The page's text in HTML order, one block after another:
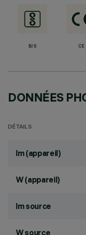
BIS CE
DONNÉES
DÉTAILS
lm (appareil)
W (appareil)
lm source
W source